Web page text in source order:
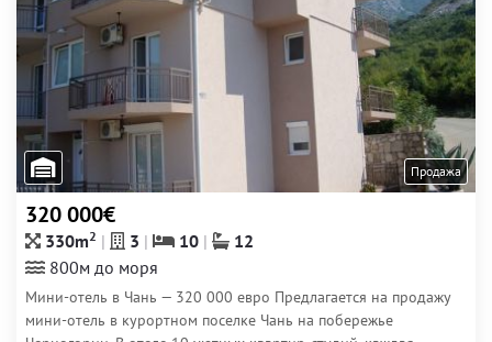
Продажа
320 000€
330m2 3 10
12
800м до моря
Мини-отель в Чань — 320 000 евро Предлагается на продажу
мини-отель в курортном поселке Чань на побережье